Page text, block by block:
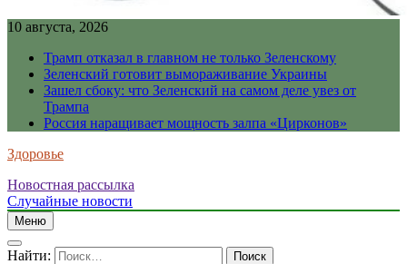
10 августа, 2026
Трамп отказал в главном не только Зеленскому
Зеленский готовит вымораживание Украины
Зашел сбоку: что Зеленский на самом деле увез от
Трампа
Россия наращивает мощность залпа «Цирконов»
Здоровье
Новостная рассылка
Случайные новости
Меню
Найти: